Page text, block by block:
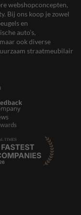
webshopconcepten,
Bij ons koop je zowel
en
auto’s,
ook diverse
straatmeubilair